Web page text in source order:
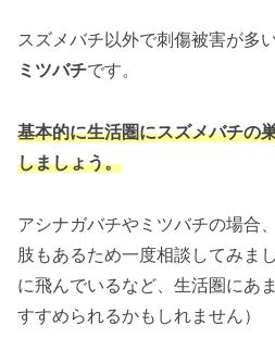
スズメバチ以外で刺傷被害が多い
ミツバチです。
基本的に生活圏にスズメバチの
しましょう。
アシナガバチやミツバチの場合
肢もあるため一度相談してみま
に飛んでいるなど、生活圏にあ
すすめられるかもしれません）